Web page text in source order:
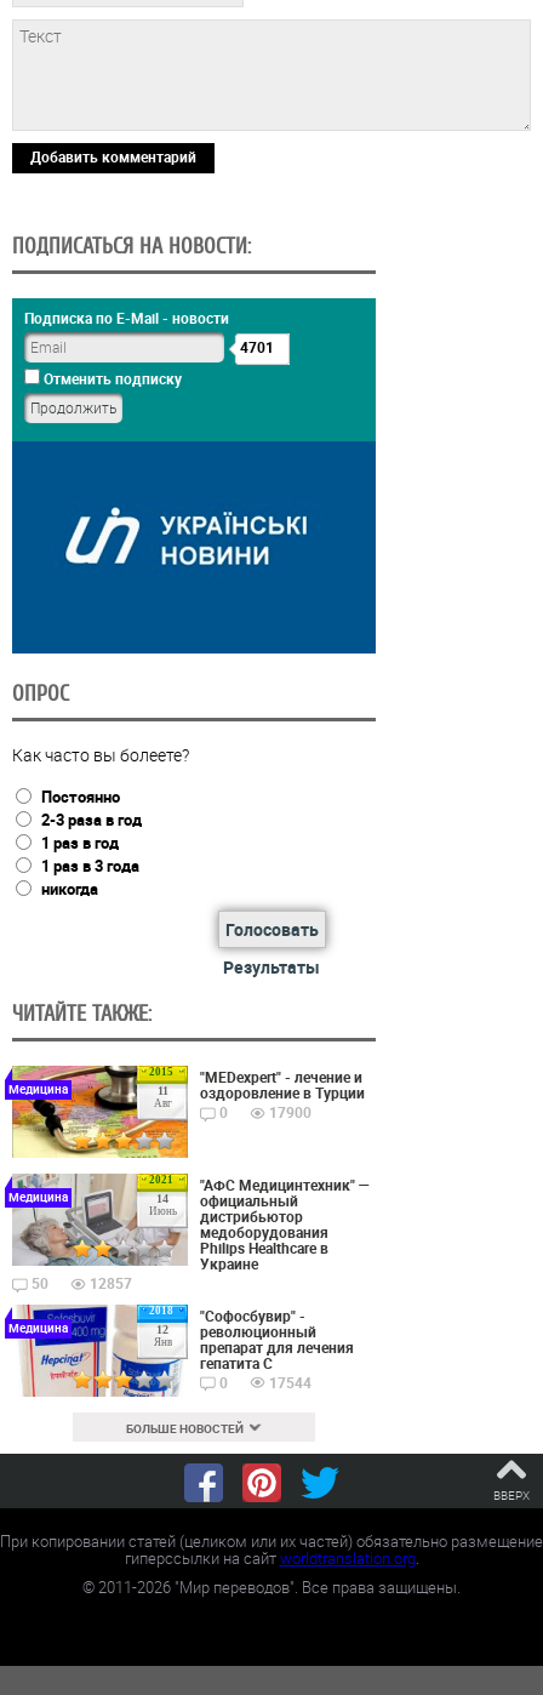
Добавить комментарий
ПОДПИСАТЬСЯ НА НОВОСТИ:
Подписка по E-Mail - новости
4701
Отменить подписку
ОПРОС
Как часто вы болеете?
Постоянно
2-3 раза в год
1 раз в год
1 раз в 3 года
никогда
Голосовать
Результаты
ЧИТАЙТЕ ТАКЖЕ:
2015
11
Авг
Медицина
"MEDexpert" - лечение и
оздоровление в Турции
0
17900
2021
14
Июнь
Медицина
"АФС Медицинтехник" —
официальный
дистрибьютор
медоборудования
Philips Healthcare в
Украине
50
12857
2018
12
Янв
Медицина
"Софосбувир" -
революционный
препарат для лечения
гепатита С
0
17544
БОЛЬШЕ НОВОСТЕЙ
ВВЕРХ
При копировании статей (целиком или их частей) обязательно размещение
гиперссылки на сайтworldtranslation.org.
©2011-2026 "Мир переводов". Все права защищены.